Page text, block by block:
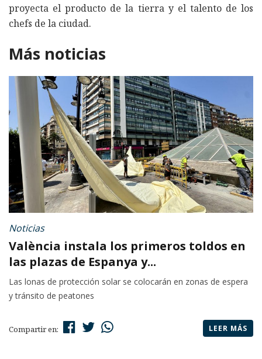
proyecta el producto de la tierra y el talento de los
chefs de la ciudad.
Más noticias
Noticias
València instala los primeros toldos en
las plazas de Espanya y...
Las lonas de protección solar se colocarán en zonas de espera
y tránsito de peatones
Compartir en: LEER MÁS